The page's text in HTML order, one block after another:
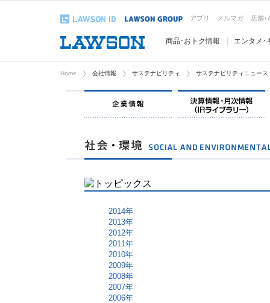
アプリ メルマガ 店舗･
商品･おトク情報 エンタメ･
Home 会社情報 サステナビリティ サステナビリティニュース
企業情報
2014年
2013年
2012年
2011年
2010年
2009年
2008年
2007年
2006年